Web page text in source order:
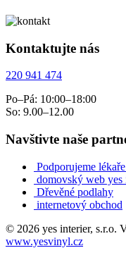
Kontaktujte nás
220 941 474
Po–Pá: 10:00–18:00
So: 9.00–12.00
Navštivte naše
Podporujeme
domovský web yes
Dřevěné podlahy
internetový obchod
© 2026 yes interier, s.r.o.
www.yesvinyl.cz